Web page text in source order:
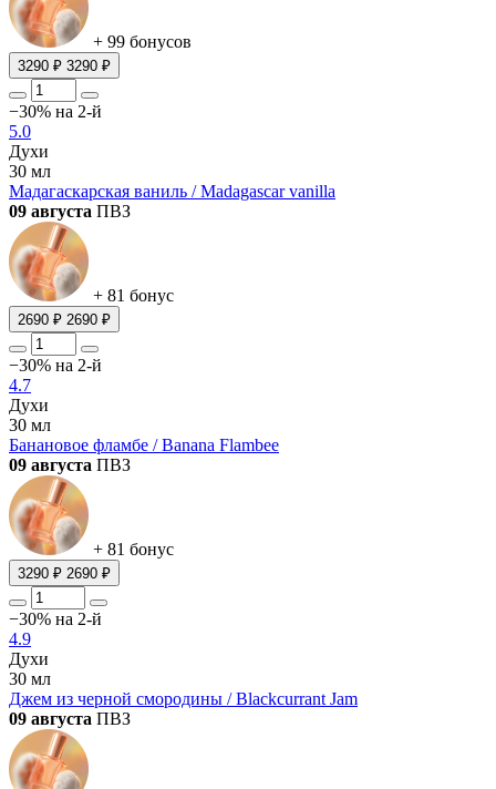
+ 99 бонусов
3290 ₽ 3290 ₽
−30% на 2-й
5.0
Духи
30 мл
Мадагаскарская ваниль / Madagascar vanilla
09 августа ПВЗ
+ 81 бонус
2690 ₽ 2690 ₽
−30% на 2-й
4.7
Духи
30 мл
Банановое фламбе / Banana Flambee
09 августа ПВЗ
+ 81 бонус
3290 ₽ 2690 ₽
−30% на 2-й
4.9
Духи
30 мл
Джем из черной смородины / Blackcurrant Jam
09 августа ПВЗ